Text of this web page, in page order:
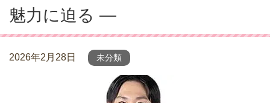
魅力に迫る ―
2026年2月28日 未分類